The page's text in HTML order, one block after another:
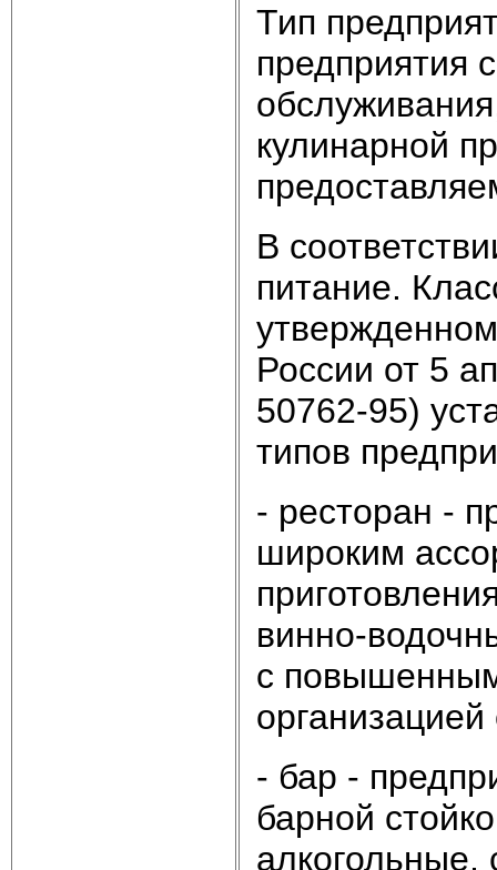
Тип
предприятия
кулинарной
В
питание.
России от 5
50762-95)
типов
- ресторан -
широким
винно-
с
- бар -
барной
алкогольные,